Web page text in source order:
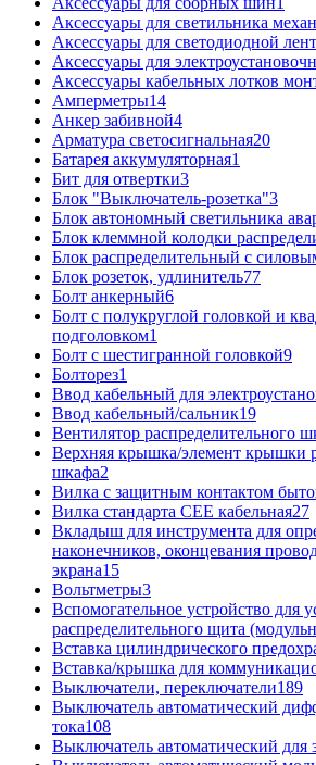
Аксессуары для светильника
Аксессуары для светодиодной
Аксессуары для
Аксессуары кабельных лотков
Амперметры14
Анкер забивной4
Арматура светосигнальная20
Батарея аккумуляторная1
Бит для отвертки3
Блок "Выключатель-розетка"3
Блок автономный светильника
Блок клеммной колодки
Блок распределительный с
Блок розеток, удлинитель77
Болт анкерный6
Болт с полукруглой головкой и
подголовком1
Болт с шестигранной головкой9
Болторез1
Ввод кабельный для
Ввод кабельный/сальник19
Вентилятор распределительного
Верхняя крышка/элемент крышки
шкафа2
Вилка с защитным контактом
Вилка стандарта CEE кабельная27
Вкладыш для инструмента для
наконечников, оконцевания
экрана15
Вольтметры3
Вспомогательное устройство для
распределительного щита
Вставка цилиндрического
Вставка/крышка для
Выключатели, переключатели189
Выключатель автоматический
тока108
Выключатель автоматический для